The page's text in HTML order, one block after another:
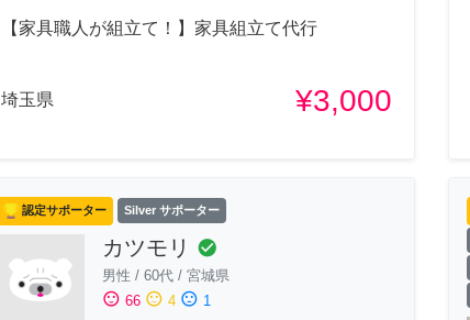
【家具職人が組立て！】家具組立て代行
埼玉県 ¥3,000
認定サポーター Silver サポーター
カツモリ check_circle
男性 / 60代 / 宮城県
sentiment_satisfied 66 sentiment_neutral 4 sentiment_dissatisfied 1